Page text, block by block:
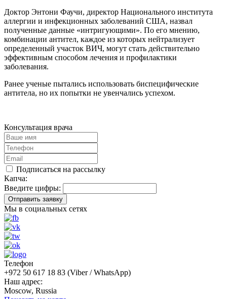
Доктор Энтони Фаучи, директор Национального института
аллергии и инфекционных заболеваний США, назвал
полученные данные «интригующими». По его мнению,
комбинации антител, каждое из которых нейтрализует
определенный участок ВИЧ, могут стать действительно
эффективным способом лечения и профилактики
заболевания.
Ранее ученые пытались использовать биспецифические
антитела, но их попытки не увенчались успехом.
Консультация врача
Подписаться на рассылку
Капча:
Введите цифры:
Отправить заявку
Мы в социальных сетях
Телефон
+972 50 617 18 83 (Viber / WhatsApp)
Наш адрес:
Moscow, Russia